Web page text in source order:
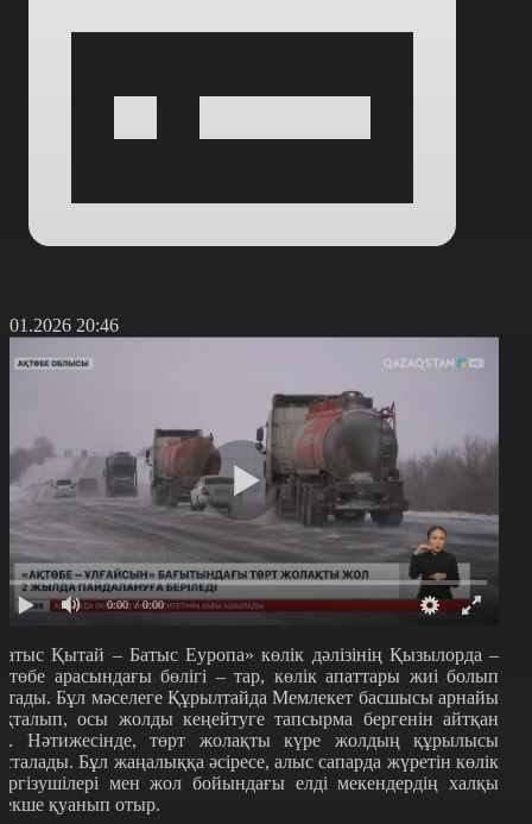
20:46
0:00 / 0:00
Қытай – Батыс Еуропа» көлік дәлізінің Қызылорда –
арасындағы бөлігі – тар, көлік апаттары жиі болып
Бұл мәселеге Құрылтайда Мемлекет басшысы арнайы
осы жолды кеңейтуге тапсырма бергенін айтқан
Нәтижесінде, төрт жолақты күре жолдың құрылысы
Бұл жаңалыққа әсіресе, алыс сапарда жүретін көлік
мен жол бойындағы елді мекендердің халқы
қуанып отыр.